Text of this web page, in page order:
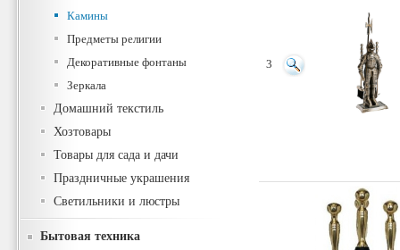
Камины
Предметы религии
Декоративные фонтаны
Зеркала
Домашний текстиль
Хозтовары
Товары для сада и дачи
Праздничные украшения
Светильники и люстры
Бытовая техника
3